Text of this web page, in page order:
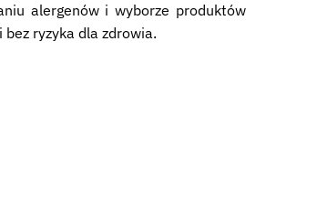
alergenów i wyborze produktów
ryzyka dla zdrowia.